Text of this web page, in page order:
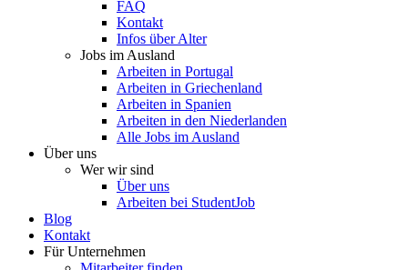
FAQ
Kontakt
Infos über Alter
Jobs im Ausland
Arbeiten in Portugal
Arbeiten in Griechenland
Arbeiten in Spanien
Arbeiten in den Niederlanden
Alle Jobs im Ausland
Über uns
Wer wir sind
Über uns
Arbeiten bei StudentJob
Blog
Kontakt
Für Unternehmen